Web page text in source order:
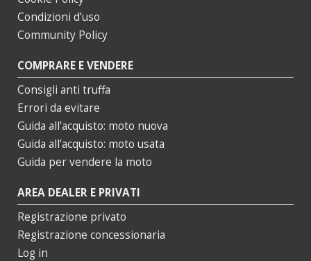
Condizioni d’uso
Community Policy
COMPRARE E VENDERE
Consigli anti truffa
Errori da evitare
Guida all’acquisto: moto nuova
Guida all’acquisto: moto usata
Guida per vendere la moto
AREA DEALER E PRIVATI
Registrazione privato
Registrazione concessionaria
Log in